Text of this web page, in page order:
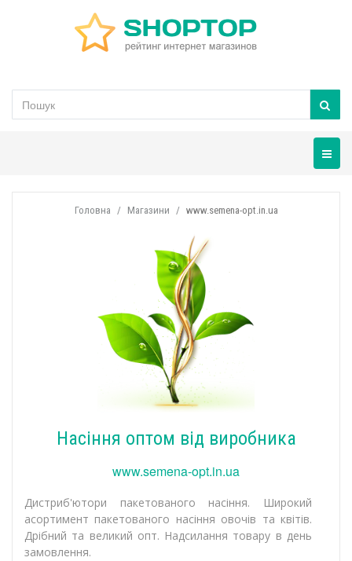
Головна Магазини www.semena-opt.in.ua
Насіння оптом від виробника
www.semena-opt.in.ua
Дистриб'ютори пакетованого насіння. Широкий
асортимент пакетованого насіння овочів та квітів.
Дрібний та великий опт. Надсилання товару в день
замовлення.